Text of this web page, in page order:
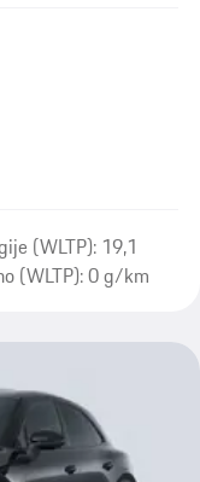
(WLTP): 19,1
(WLTP): 0 g/km